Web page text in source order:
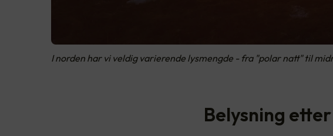
I norden har vi veldig varierende lysmengde - fra "polar natt" til
Belysning